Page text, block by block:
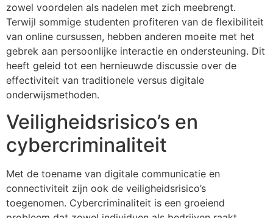
zowel voordelen als nadelen met zich meebrengt.
Terwijl sommige studenten profiteren van de flexibiliteit
van online cursussen, hebben anderen moeite met het
gebrek aan persoonlijke interactie en ondersteuning. Dit
heeft geleid tot een hernieuwde discussie over de
effectiviteit van traditionele versus digitale
onderwijsmethoden.
Veiligheidsrisico’s en
cybercriminaliteit
Met de toename van digitale communicatie en
connectiviteit zijn ook de veiligheidsrisico’s
toegenomen. Cybercriminaliteit is een groeiend